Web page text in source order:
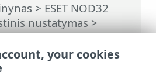
> ESET NOD32
nustatymas>
>Failų sistemos
laiku> Kada keisti
laiku konfigūraciją
your cookies